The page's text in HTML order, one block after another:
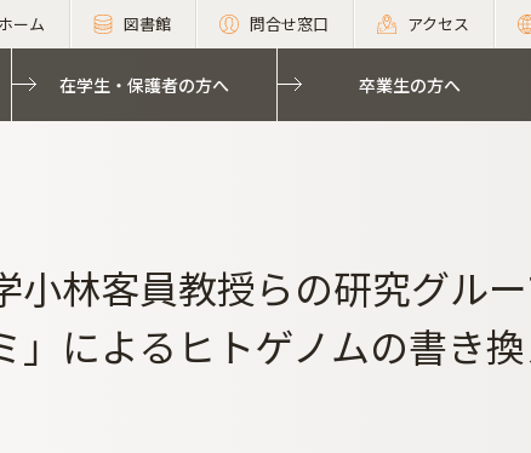
ーム 図書館 問合せ窓口 アクセス
在学生・保護者の方へ 卒業生の方へ
小林客員教授らの研究グル
」によるヒトゲノムの書き